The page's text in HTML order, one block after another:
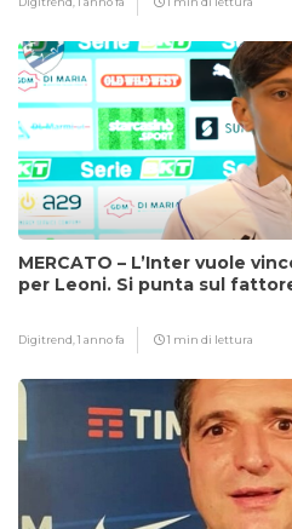
MERCATO – L’Inter vuole
per Leoni. Si punta sul
Digitrend,1 anno fa 1 min di lettura